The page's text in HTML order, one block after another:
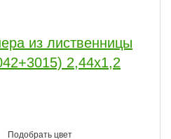
из лиственницы
2,44х1,2